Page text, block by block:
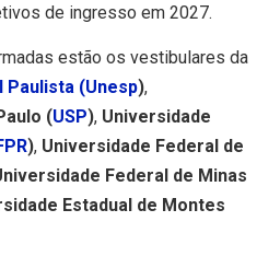
de ingresso em 2027.
estão os vestibulares da
Paulista (Unesp),
(USP), Universidade
), Universidade Federal de
Federal de Minas
Estadual de Montes